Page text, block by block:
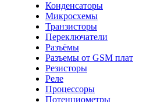
Конденсаторы
Микросхемы
Транзисторы
Переключатели
Разъёмы
Разъемы от GSM плат
Резисторы
Реле
Процессоры
Потенциометры